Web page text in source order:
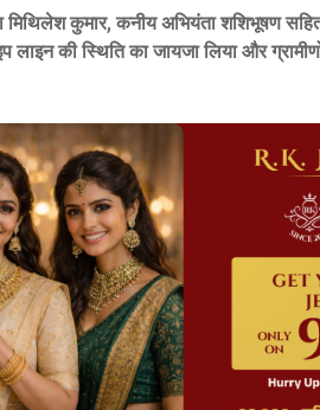
कुमार, कनीय अभियंता शशिभूषण सहित
लाइन की स्थिति का जायजा लिया और